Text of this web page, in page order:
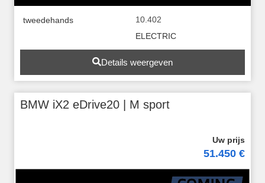
tweedehands
10.402
ELECTRIC
Details weergeven
BMW iX2 eDrive20 | M sport
51.450 €